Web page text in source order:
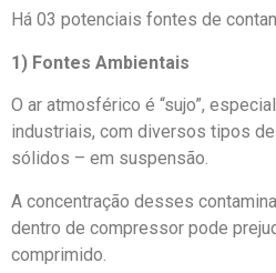
Há 03 potenciais fontes de
1) Fontes Ambientais
O ar atmosférico é “sujo”,
industriais, com diversos tipos
sólidos – em suspensão.
A concentração desses
dentro de compressor pode
comprimido.